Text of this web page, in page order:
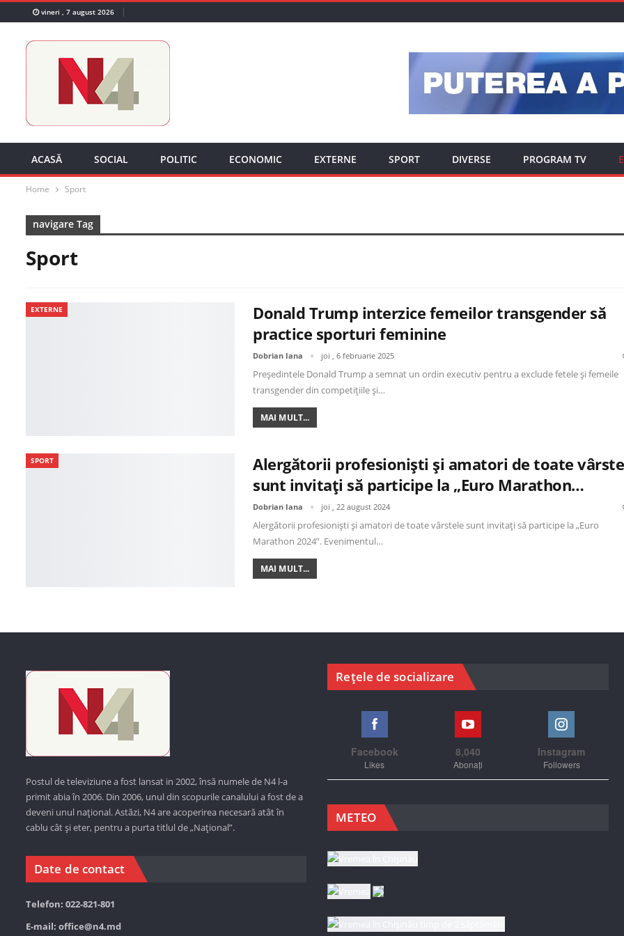
vineri , 7 august 2026
ACASĂ SOCIAL POLITIC ECONOMIC EXTERNE SPORT DIVERSE PROGRAM TV
Home Sport
navigare Tag
Sport
EXTERNE
Donald Trump interzice femeilor transgender să
practice sporturi feminine
Dobrian Iana joi , 6 februarie 2025
Președintele Donald Trump a semnat un ordin executiv pentru a exclude fetele și femeile
transgender din competițiile și…
MAI MULT...
SPORT
Alergătorii profesioniști și amatori de toate
sunt invitați să participe la „Euro Marathon…
Dobrian Iana joi , 22 august 2024
Alergătorii profesioniști și amatori de toate vârstele sunt invitați să participe la „Euro
Marathon 2024”. Evenimentul…
MAI MULT...
Postul de televiziune a fost lansat in 2002, însă numele de N4 l-a
primit abia în 2006. Din 2006, unul din scopurile canalului a fost de a
deveni unul național. Astăzi, N4 are acoperirea necesară atât în
cablu cât și eter, pentru a purta titlul de „Național”.
Date de contact
Telefon: 022-821-801
E-mail: office@n4.md
Rețele de socializare
Facebook
Likes
8,040
Abonați
Instagram
Followers
METEO